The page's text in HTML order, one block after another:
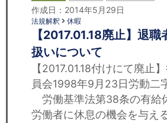
作成日：2014年5月29日
法規解釈 休暇
【2017.01.18廃止】退
扱いについて
【2017.01.18付けにて廃止
員会1998年9月23日労動二
労働基準法第38条の有給
労働者に休息の機会を与え